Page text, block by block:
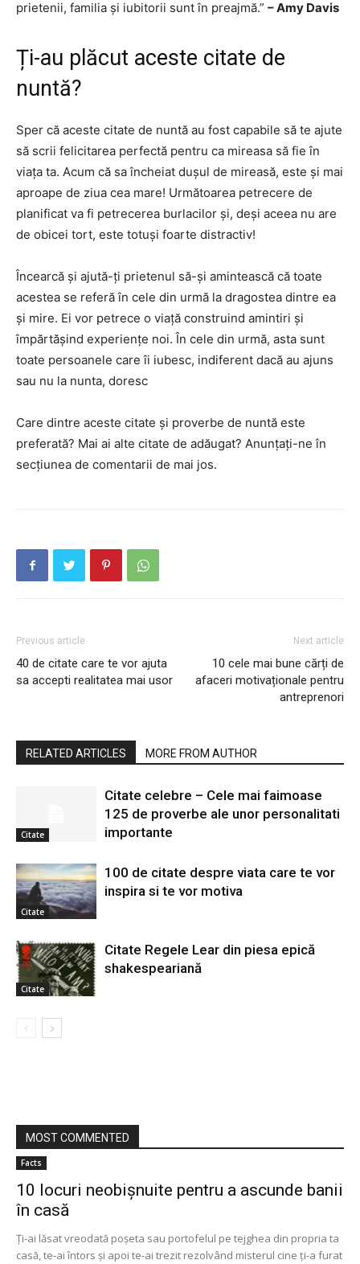
prietenii, familia și iubitorii sunt în preajmă.” – Amy Davis
Ți-au plăcut aceste citate de
nuntă?
Sper că aceste citate de nuntă au fost capabile să te ajute
să scrii felicitarea perfectă pentru ca mireasa să fie în
viața ta. Acum că sa încheiat dușul de mireasă, este și mai
aproape de ziua cea mare! Următoarea petrecere de
planificat va fi petrecerea burlacilor și, deși aceea nu are
de obicei tort, este totuși foarte distractiv!
Încearcă și ajută-ți prietenul să-și amintească că toate
acestea se referă în cele din urmă la dragostea dintre ea
și mire. Ei vor petrece o viață construind amintiri și
împărtășind experiențe noi. În cele din urmă, asta sunt
toate persoanele care îi iubesc, indiferent dacă au ajuns
sau nu la nunta, doresc
Care dintre aceste citate și proverbe de nuntă este
preferată? Mai ai alte citate de adăugat? Anunțați-ne în
secțiunea de comentarii de mai jos.
Previous article
40 de citate care te vor ajuta
sa accepti realitatea mai usor
Next article
10 cele mai bune cărți de
afaceri motivaționale pentru
antreprenori
RELATED ARTICLES MORE FROM AUTHOR
Citate
Citate celebre – Cele mai faimoase
125 de proverbe ale unor personalitati
importante
Citate
100 de citate despre viata care te vor
inspira si te vor motiva
Citate
Citate Regele Lear din piesa epică
shakespeariană
MOST COMMENTED
Facts
10 locuri neobișnuite pentru a ascunde banii
în casă
Ți-ai lăsat vreodată poșeta sau portofelul pe tejghea din propria ta
casă, te-ai întors și apoi te-ai trezit rezolvând misterul cine ți-a furat